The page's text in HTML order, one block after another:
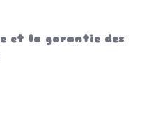
et la garantie des